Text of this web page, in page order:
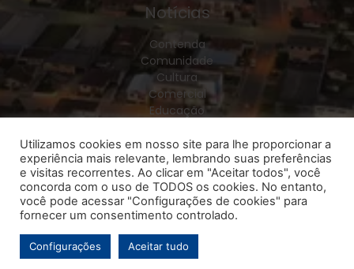
Notícias
Contenda
Comunidade
Cultura
Comercial
Educação
Geral
Política
Policial
Saúde
Região
Utilizamos cookies em nosso site para lhe proporcionar a
experiência mais relevante, lembrando suas preferências
e visitas recorrentes. Ao clicar em "Aceitar todos", você
concorda com o uso de TODOS os cookies. No entanto,
você pode acessar "Configurações de cookies" para
fornecer um consentimento controlado.
Configurações Aceitar tudo